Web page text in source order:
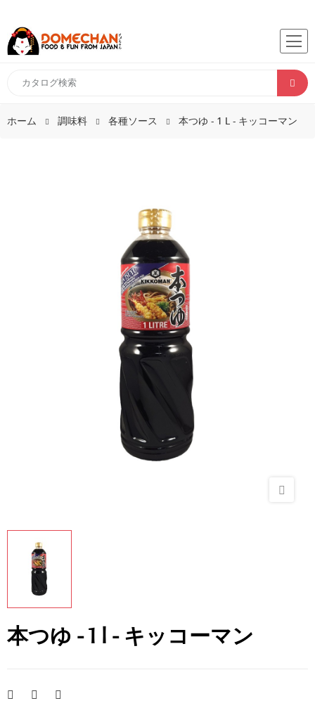
ホーム 調味料 各種ソース 本つゆ - 1 L - キッコーマン
本つゆ - 1 l - キッコーマン